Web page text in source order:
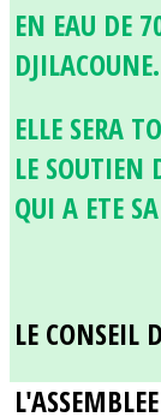
EN EAU DE
DJILACOUNE.
ELLE SERA
LE SOUTIEN
QUI A ETE
LE CONSEIL